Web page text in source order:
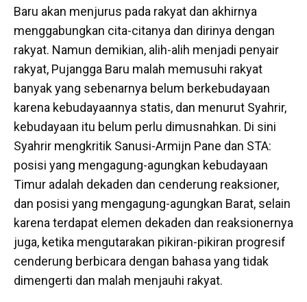
Baru akan menjurus pada rakyat dan akhirnya
menggabungkan cita-citanya dan dirinya dengan
rakyat. Namun demikian, alih-alih menjadi penyair
rakyat, Pujangga Baru malah memusuhi rakyat
banyak yang sebenarnya belum berkebudayaan
karena kebudayaannya statis, dan menurut Syahrir,
kebudayaan itu belum perlu dimusnahkan. Di sini
Syahrir mengkritik Sanusi-Armijn Pane dan STA:
posisi yang mengagung-agungkan kebudayaan
Timur adalah dekaden dan cenderung reaksioner,
dan posisi yang mengagung-agungkan Barat, selain
karena terdapat elemen dekaden dan reaksionernya
juga, ketika mengutarakan pikiran-pikiran progresif
cenderung berbicara dengan bahasa yang tidak
dimengerti dan malah menjauhi rakyat.